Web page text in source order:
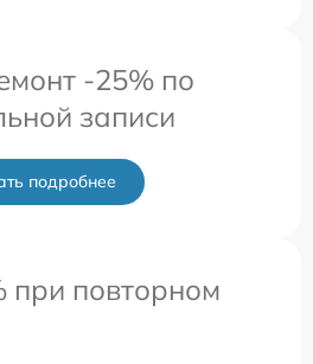
-25% по
записи
подробнее
при повторном